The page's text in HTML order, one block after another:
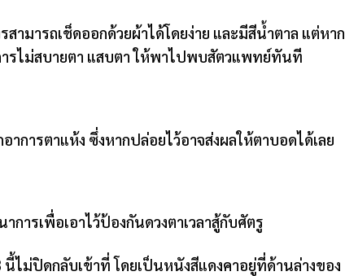
ามารถเช็ดออกด้วยผ้าได้โดยง่าย และมีสีน้ำตาล แต่หาก
รไม่สบายตา แสบตา ให้พาไปพบสัตวแพทย์ทันที
การตาแห้ง ซึ่งหากปล่อยไว้อาจส่งผลให้ตาบอดได้เลย
ารเพื่อเอาไว้ป้องกันดวงตาเวลาสู้กับศัตรู
ไม่ปิดกลับเข้าที่ โดยเป็นหนังสีแดงคาอยู่ที่ด้านล่างของ